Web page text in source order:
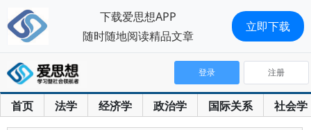
首页 法学 经济学 政治学 国际关系 社会学
登录 注册
下载爱思想APP
随时随地阅读精品文章
立即下载